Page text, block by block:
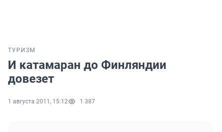
ТУРИЗМ
И катамаран до Финляндии
довезет
1 августа 2011, 15:12 1 387